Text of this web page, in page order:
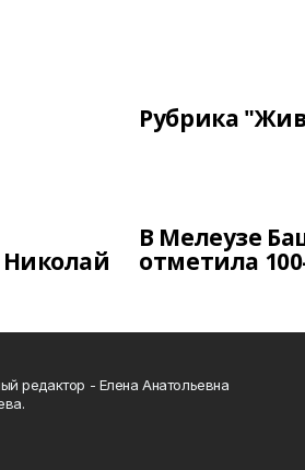
Рубрика
Николай
В Мелеузе
отметила
редактор - Елена Анатольевна